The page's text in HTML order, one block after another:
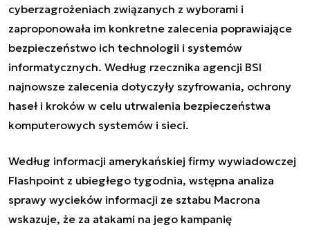
cyberzagrożeniach związanych z wyborami i
zaproponowała im konkretne zalecenia poprawiające
bezpieczeństwo ich technologii i systemów
informatycznych. Według rzecznika agencji BSI
najnowsze zalecenia dotyczyły szyfrowania, ochrony
haseł i kroków w celu utrwalenia bezpieczeństwa
komputerowych systemów i sieci.
Według informacji amerykańskiej firmy wywiadowczej
Flashpoint z ubiegłego tygodnia, wstępna analiza
sprawy wycieków informacji ze sztabu Macrona
wskazuje, że za atakami na jego kampanię